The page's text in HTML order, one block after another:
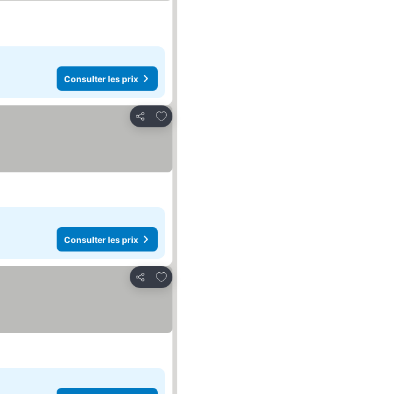
Consulter les prix
Partager
Ajouter à mes favoris
Consulter les prix
Partager
Ajouter à mes favoris